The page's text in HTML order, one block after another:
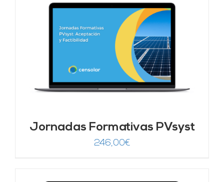
1.250,00€.625,00€.
Jornadas Formativas PVsyst
246,00€